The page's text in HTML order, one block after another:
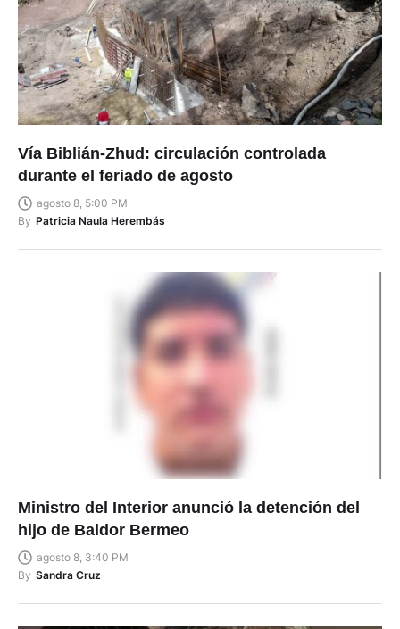
Vía Biblián-Zhud: circulación controlada
durante el feriado de agosto
agosto 8, 5:00 PM
By Patricia Naula Herembás
Ministro del Interior anunció la detención del
hijo de Baldor Bermeo
agosto 8, 3:40 PM
By Sandra Cruz